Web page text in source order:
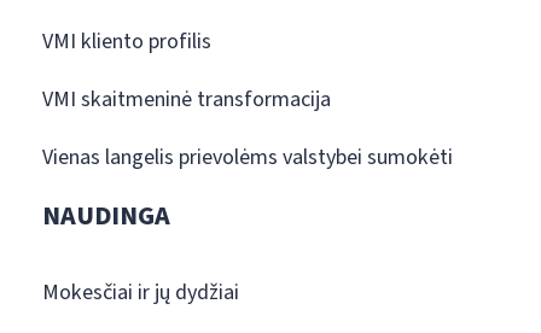
VMI kliento profilis
VMI skaitmeninė transformacija
Vienas langelis prievolėms valstybei sumokėti
NAUDINGA
Mokesčiai ir jų dydžiai